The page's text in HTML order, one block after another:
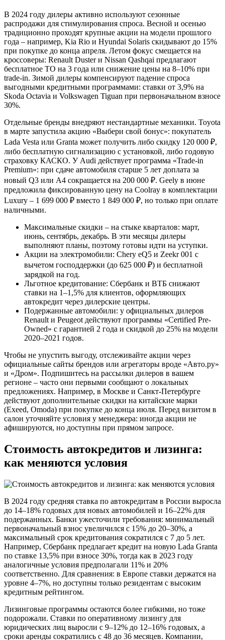
В 2024 году дилеры активно используют сезонные
распродажи для стимулирования спроса. Весной и осенью
традиционно проходят крупные акции на модели прошлого
года – например, Kia Rio и Hyundai Solaris скидывают до 15%
при покупке до конца апреля. Летом фокус смещается на
кроссоверы: Renault Duster и Nissan Qashqai предлагают
бесплатное ТО на 3 года или снижение цены на 8–10% при
trade-in. Зимой дилеры компенсируют падение спроса
выгодными кредитными программами: ставки от 3,9% на
Skoda Octavia и Volkswagen Tiguan при первоначальном взносе
30%.
Отдельные бренды внедряют нестандартные механики. Toyota
в марте запустила акцию «Выбери свой бонус»: покупатель
Lada Vesta или Granta может получить либо скидку 120 000 ₽,
либо бесплатную сигнализацию с установкой, либо годовую
страховку КАСКО. У Audi действует программа «Trade-in
Premium»: при сдаче автомобиля старше 5 лет доплата за
новый Q3 или A4 сокращается на 200 000 ₽. Geely в июне
предложила фиксированную цену на Coolray в комплектации
Luxury – 1 699 000 ₽ вместо 1 849 000 ₽, но только при оплате
наличными.
Максимальные скидки – на стыке кварталов: март,
июнь, сентябрь, декабрь. В эти месяцы дилеры
выполняют планы, поэтому готовы идти на уступки.
Акции на электромобили: Chery eQ5 и Zeekr 001 с
вычетом господдержки (до 625 000 ₽) и бесплатной
зарядкой на год.
Льготное кредитование: Сбербанк и ВТБ снижают
ставки на 1–1,5% для клиентов, оформляющих
автокредит через дилерские центры.
Подержанные автомобили: у официальных дилеров
Renault и Peugeot действуют программы «Certified Pre-
Owned» с гарантией 2 года и скидкой до 25% на модели
2020–2021 годов.
Чтобы не упустить выгоду, отслеживайте акции через
официальные сайты брендов или агрегаторы вроде «Авто.ру»
и «Дром». Подпишитесь на рассылки дилеров в вашем
регионе – часто они первыми сообщают о локальных
предложениях. Например, в Москве и Санкт-Петербурге
действуют дополнительные скидки на китайские марки
(Exeed, Omoda) при покупке до конца июля. Перед визитом в
салон уточняйте условия у менеджера: иногда акции не
афишируются, но доступны при прямом запросе.
Стоимость автокредитов и лизинга:
как меняются условия
В 2024 году средняя ставка по автокредитам в России выросла
до 14–18% годовых для новых автомобилей и 16–22% для
подержанных. Банки ужесточили требования: минимальный
первоначальный взнос увеличился с 15% до 20–30%, а
максимальный срок кредитования сократился с 7 до 5 лет.
Например, Сбербанк предлагает кредит на новую Lada Granta
по ставке 13,5% при взносе 30%, тогда как в 2023 году
аналогичные условия предполагали 11% и 20%
соответственно. Для сравнения: в Европе ставки держатся на
уровне 4–7%, но доступны только резидентам с высоким
кредитным рейтингом.
Лизинговые программы остаются более гибкими, но тоже
подорожали. Ставки по оперативному лизингу для
юридических лиц выросли с 9–12% до 12–16% годовых, а
сроки аренды сократились с 48 до 36 месяцев. Компании,